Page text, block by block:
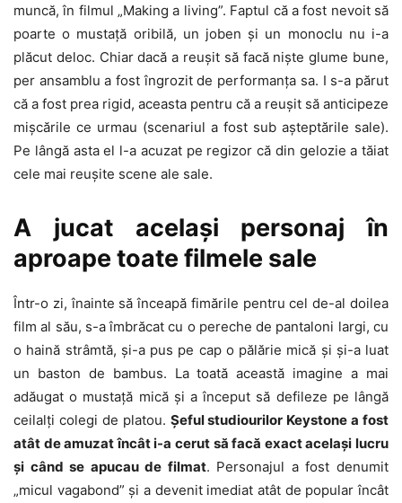
muncă, în filmul „Making a living”. Faptul că a fost nevoit să
poarte o mustaţă oribilă, un joben şi un monoclu nu i-a
plăcut deloc. Chiar dacă a reuşit să facă nişte glume bune,
per ansamblu a fost îngrozit de performanţa sa. I s-a părut
că a fost prea rigid, aceasta pentru că a reuşit să anticipeze
mişcările ce urmau (scenariul a fost sub aşteptările sale).
Pe lângă asta el l-a acuzat pe regizor că din gelozie a tăiat
cele mai reuşite scene ale sale.
A jucat acelaşi personaj în
aproape toate filmele sale
Într-o zi, înainte să înceapă fimările pentru cel de-al doilea
film al său, s-a îmbrăcat cu o pereche de pantaloni largi, cu
o haină strâmtă, şi-a pus pe cap o pălărie mică şi şi-a luat
un baston de bambus. La toată această imagine a mai
adăugat o mustaţă mică şi a început să defileze pe lângă
ceilalţi colegi de platou. Şeful studiourilor Keystone a fost
atât de amuzat încât i-a cerut să facă exact acelaşi lucru
şi când se apucau de filmat. Personajul a fost denumit
„micul vagabond” şi a devenit imediat atât de popular încât